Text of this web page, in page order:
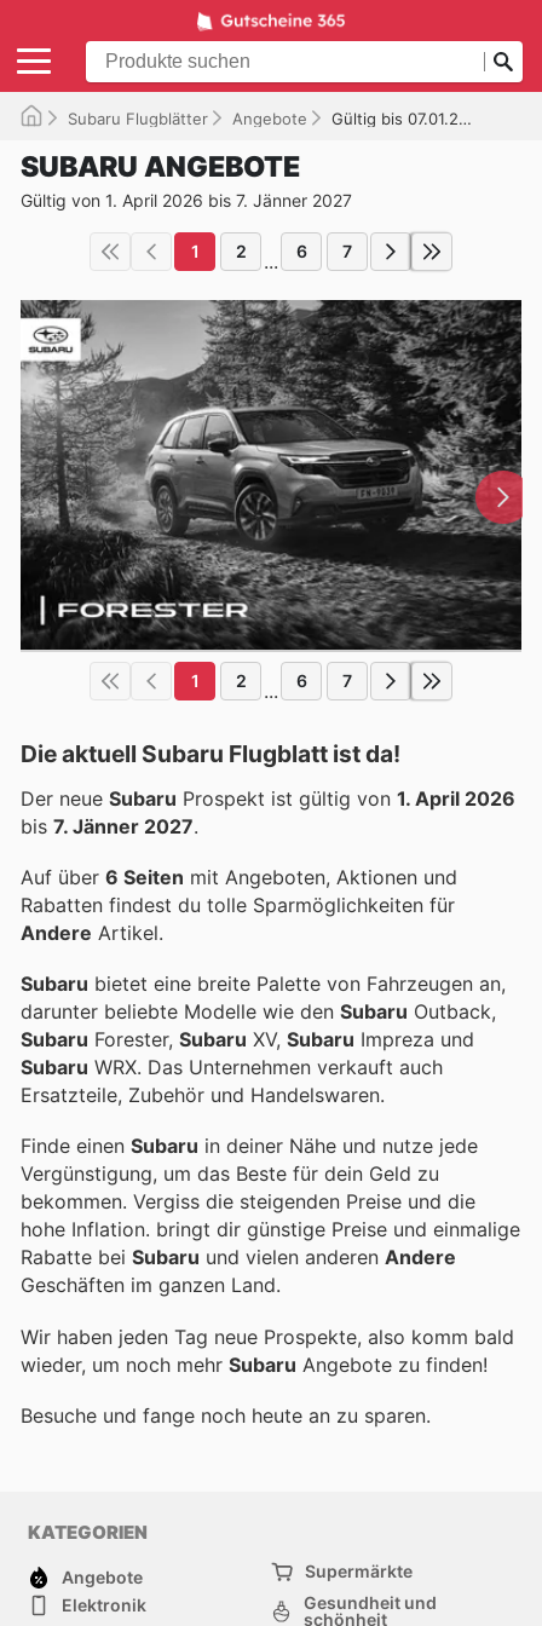
Subaru Flugblätter Angebote Gültig bis 07.01.2027
SUBARU ANGEBOTE
Gültig von 1. April 2026 bis 7. Jänner 2027
1 2 ... 6 7
1 2 ... 6 7
Die aktuell Subaru Flugblatt ist da!
Der neue Subaru Prospekt ist gültig von 1. April 2026
bis 7. Jänner 2027.
Auf über 6 Seiten mit Angeboten, Aktionen und
Rabatten findest du tolle Sparmöglichkeiten für
Andere Artikel.
Subaru bietet eine breite Palette von Fahrzeugen an,
darunter beliebte Modelle wie den Subaru Outback,
Subaru Forester, Subaru XV, Subaru Impreza und
Subaru WRX. Das Unternehmen verkauft auch
Ersatzteile, Zubehör und Handelswaren.
Finde einen Subaru in deiner Nähe und nutze jede
Vergünstigung, um das Beste für dein Geld zu
bekommen. Vergiss die steigenden Preise und die
hohe Inflation. bringt dir günstige Preise und einmalige
Rabatte bei Subaru und vielen anderen Andere
Geschäften im ganzen Land.
Wir haben jeden Tag neue Prospekte, also komm bald
wieder, um noch mehr Subaru Angebote zu finden!
Besuche und fange noch heute an zu sparen.
KATEGORIEN
Angebote
Supermärkte
Elektronik
Gesundheit und
schönheit